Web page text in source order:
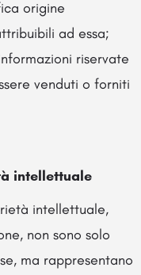
origine
ad essa;
riservate
venduti o forniti
intellettuale
intellettuale,
non sono solo
ma rappresentano